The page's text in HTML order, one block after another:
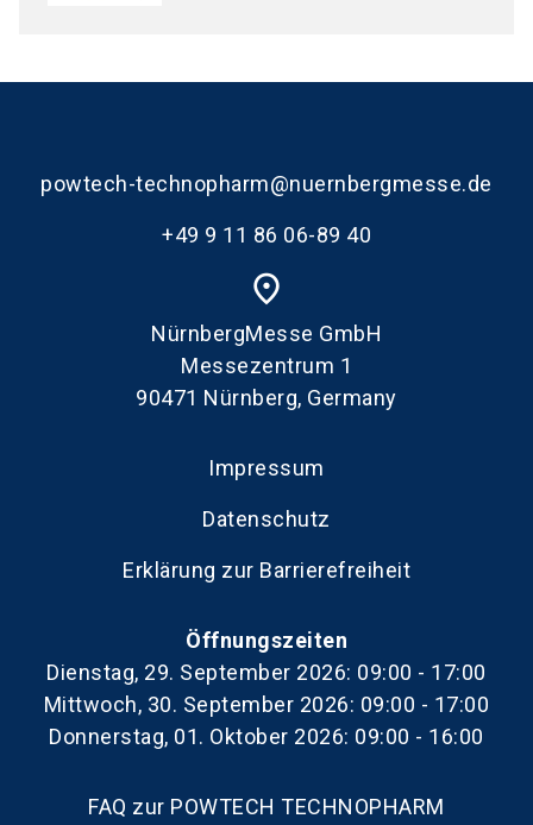
powtech-technopharm@nuernbergmesse.de
+49 9 11 86 06-89 40
place
NürnbergMesse GmbH
Messezentrum 1
90471 Nürnberg, Germany
Impressum
Datenschutz
Erklärung zur Barrierefreiheit
Öffnungszeiten
Dienstag, 29. September 2026: 09:00 - 17:00
Mittwoch, 30. September 2026: 09:00 - 17:00
Donnerstag, 01. Oktober 2026: 09:00 - 16:00
FAQ zur POWTECH TECHNOPHARM